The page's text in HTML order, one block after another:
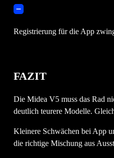
Registrierung für die App
FAZIT
Die Midea V5 muss das Rad
deutlich teurere Modelle.
Kleinere Schwächen bei App
die richtige Mischung aus